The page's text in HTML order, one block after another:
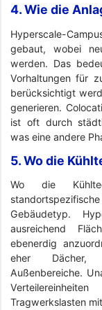
4. Wie die
Hyperscale-
gebaut, wobei
werden. Das
Vorhaltungen für
berücksichtigt
generieren.
ist oft durch
was eine andere
5. Wo die
Wo die
Gebäudetyp.
ausreichend
ebenerdig
eher Dächer,
Außenbereiche.
Tragwerkslasten